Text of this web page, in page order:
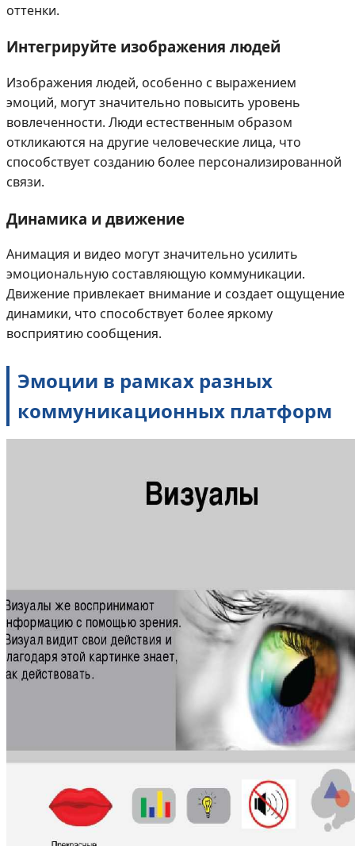
оттенки.
Интегрируйте изображения людей
Изображения людей, особенно с выражением
эмоций, могут значительно повысить уровень
вовлеченности. Люди естественным образом
откликаются на другие человеческие лица, что
способствует созданию более персонализированной
связи.
Динамика и движение
Анимация и видео могут значительно усилить
эмоциональную составляющую коммуникации.
Движение привлекает внимание и создает ощущение
динамики, что способствует более яркому
восприятию сообщения.
Эмоции в рамках разных
коммуникационных платформ